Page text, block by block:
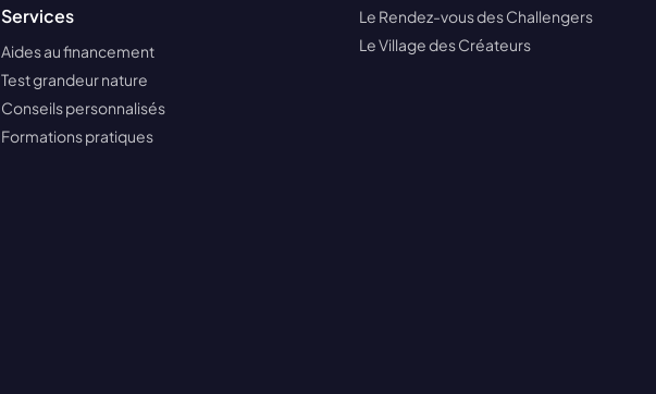
Services
Aides au financement
Test grandeur nature
Conseils personnalisés
Formations pratiques
Le Rendez-vous des Challengers
Le Village des Créateurs